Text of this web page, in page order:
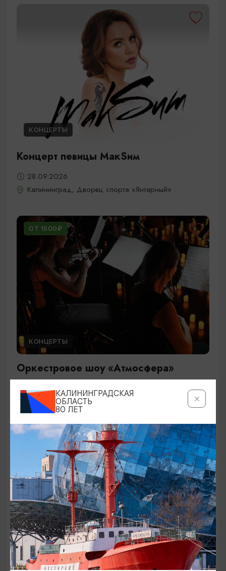
КОНЦЕРТЫ
Концерт певицы МакSим
28.09.2026
Калининград, Дворец спорта «Янтарный»
ОТ 1500₽
КОНЦЕРТЫ
Оркестровое шоу «Атмосфера»
29.09.2026 19:00
Калининград, Дворец культуры железнодорожников
ОТ 1500₽
КОНЦЕРТЫ
КАЛИНИНГРАДСКАЯ
ОБЛАСТЬ
80 ЛЕТ